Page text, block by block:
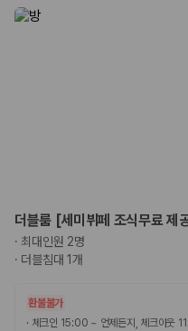
확인합니다.
실시간 예약:
제주렌트카 최저가는 차량 기본
함 여부, 면책금, 보상 한도, 옵션
로 저렴한 차량을 고를 수 있습니
2. 보험 조건은 가격만큼 중요
는 제주 렌트카 가격과 함께 보험
수준을 선택할 수 있습니다.
더블룸 [세미뷔페 조식무료
· 최대인원 2명
· 더블침대 1개
환불불가
· 체크인 15:00 ~ 언제든지, 체크아웃